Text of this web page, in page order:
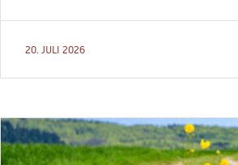
20. JULI 2026